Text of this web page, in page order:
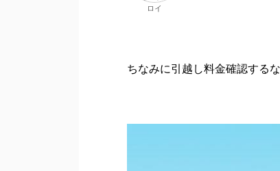
ロイ
ちなみに引越し料金確認する